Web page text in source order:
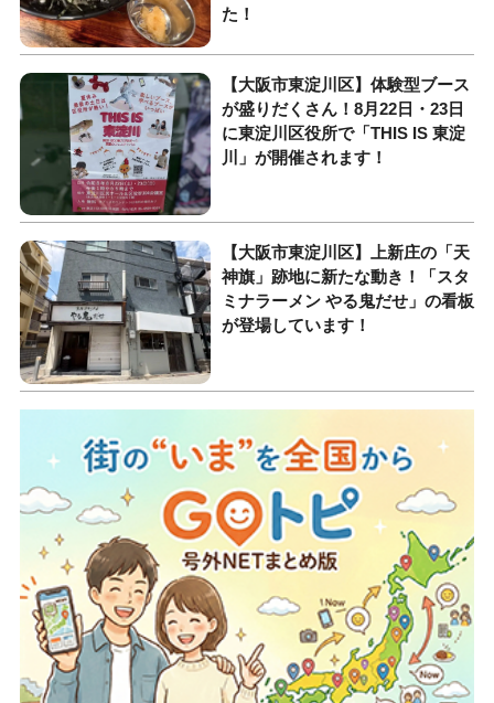
た！
【大阪市東淀川区】体験型ブース
が盛りだくさん！8月22日・23日
に東淀川区役所で「THIS IS 東淀
川」が開催されます！
【大阪市東淀川区】上新庄の「天
神旗」跡地に新たな動き！「スタ
ミナラーメン やる鬼だせ」の看板
が登場しています！